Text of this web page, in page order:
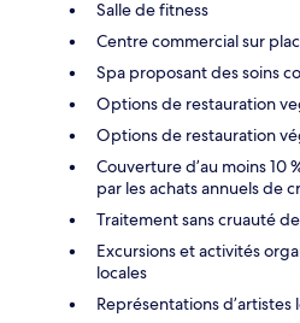
Salle de fitness
Centre commercial sur
Spa proposant des soins
Options de restauration
Options de restauration
Couverture d’au moins 10
par les achats annuels de
Traitement sans cruauté
Excursions et activités
locales
Représentations d’artistes